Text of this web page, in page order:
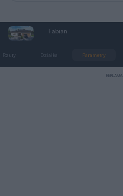
Fabian
Rzuty Działka Parametry
REKLAMA